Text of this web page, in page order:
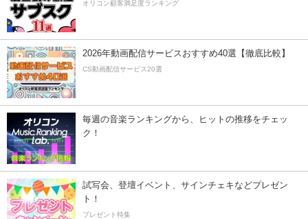
オリコン顧客満足度ランキング
2026年動画配信サービスおすすめ40選【徹底比較】
CS動画配信サービス20選
毎週の音楽ランキングから、ヒットの推移をチェッ
ク！
試写会、登壇イベント、サインチェキなどプレゼン
ト！
プレゼント特集